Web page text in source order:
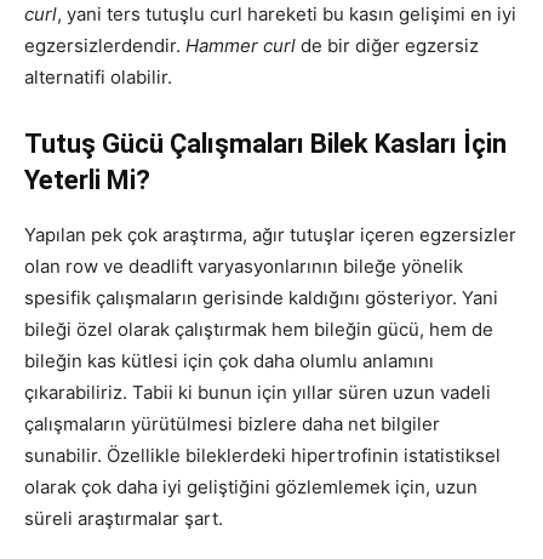
curl, yani ters tutuşlu curl hareketi bu kasın gelişimi en iyi
egzersizlerdendir. Hammer curl de bir diğer egzersiz
alternatifi olabilir.
Tutuş Gücü Çalışmaları Bilek Kasları İçin
Yeterli Mi?
Yapılan pek çok araştırma, ağır tutuşlar içeren egzersizler
olan row ve deadlift varyasyonlarının bileğe yönelik
spesifik çalışmaların gerisinde kaldığını gösteriyor. Yani
bileği özel olarak çalıştırmak hem bileğin gücü, hem de
bileğin kas kütlesi için çok daha olumlu anlamını
çıkarabiliriz. Tabii ki bunun için yıllar süren uzun vadeli
çalışmaların yürütülmesi bizlere daha net bilgiler
sunabilir. Özellikle bileklerdeki hipertrofinin istatistiksel
olarak çok daha iyi geliştiğini gözlemlemek için, uzun
süreli araştırmalar şart.